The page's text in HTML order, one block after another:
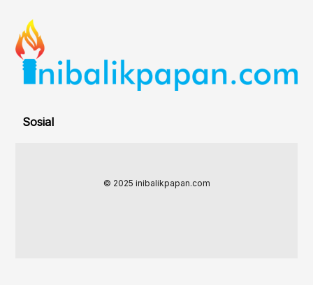
Sosial
© 2025 inibalikpapan.com